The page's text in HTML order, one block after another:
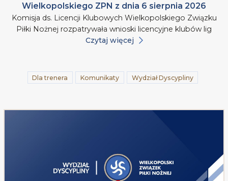
Wielkopolskiego ZPN z dnia 6 sierpnia 2026
Komisja ds. Licencji Klubowych Wielkopolskiego Związku
Piłki Nożnej rozpatrywała wnioski licencyjne klubów lig
Czytaj więcej
Dla trenera Komunikaty Wydział Dyscypliny